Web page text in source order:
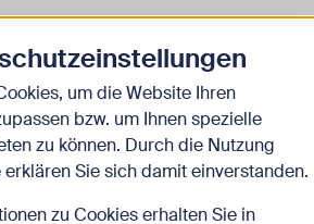
um die Website Ihren
bzw. um Ihnen spezielle
zu können. Durch die Nutzung
Sie sich damit einverstanden.
zu Cookies erhalten Sie in